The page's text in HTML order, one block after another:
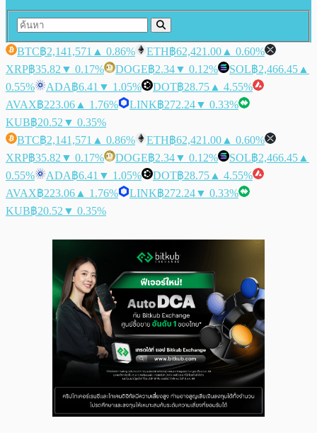
BTC฿2,141,571 ▲ 0.86% ETH฿62,421.00 ▲ 0.60%
XRP฿35.82 ▼ 0.17% DOGE฿2.34▼ 0.12% SOL฿2,466.45 ▲
0.55%
ADA฿6.41 ▼ 1.05% DOT฿28.75 ▲ 4.55%
AVAX฿223.06 ▲ 1.76% LINK฿272.24▼ 0.33%
KUB฿20.52 ▼ 0.35%
BTC฿2,141,571 ▲ 0.86% ETH฿62,421.00 ▲ 0.60%
XRP฿35.82 ▼ 0.17% DOGE฿2.34▼ 0.12% SOL฿2,466.45 ▲
0.55%
ADA฿6.41 ▼ 1.05% DOT฿28.75 ▲ 4.55%
AVAX฿223.06 ▲ 1.76% LINK฿272.24▼ 0.33%
KUB฿20.52 ▼ 0.35%